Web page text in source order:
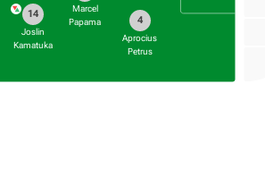
4
Aprocius
Petrus
Marcel
Papama
14
Joslin
Kamatuka